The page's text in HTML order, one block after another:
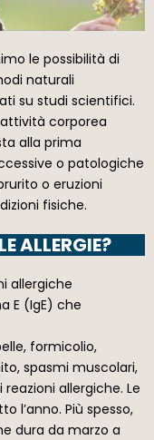
le possibilità di
naturali
su studi scientifici.
corporea
alla prima
o patologiche
o eruzioni
fisiche.
ALLERGIE?
allergiche
E (IgE) che
formicolio,
spasmi muscolari,
allergiche. Le
l’anno. Più spesso,
dura da marzo a